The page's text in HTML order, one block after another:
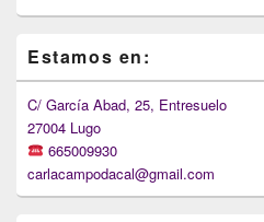
Sidebar
Widget
Area
Estamos en:
C/ García Abad, 25, Entresuelo
27004 Lugo
665009930
carlacampodacal@gmail.com